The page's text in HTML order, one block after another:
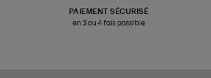
PAIEMENT SÉCURISÉ
en 3 ou 4 fois possible